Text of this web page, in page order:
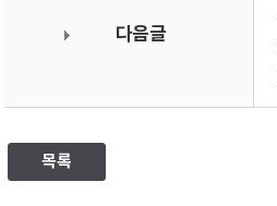
다음글
목록